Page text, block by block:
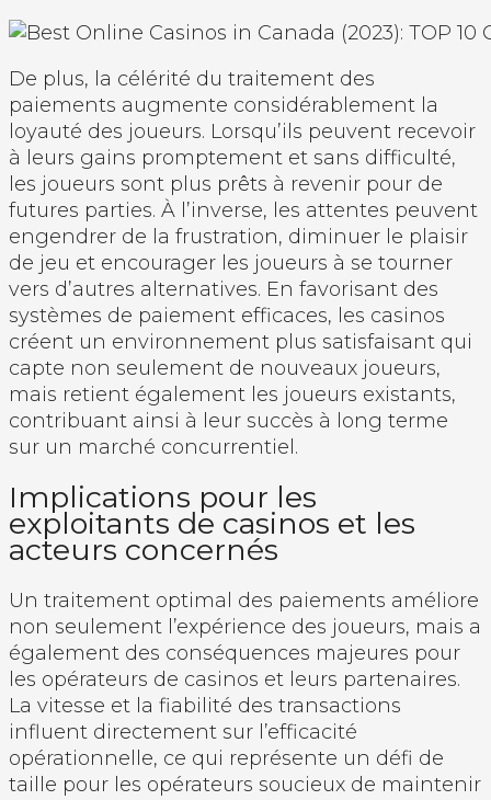
De plus, la célérité du traitement des
paiements augmente considérablement la
loyauté des joueurs. Lorsqu’ils peuvent recevoir
à leurs gains promptement et sans difficulté,
les joueurs sont plus prêts à revenir pour de
futures parties. À l’inverse, les attentes peuvent
engendrer de la frustration, diminuer le plaisir
de jeu et encourager les joueurs à se tourner
vers d’autres alternatives. En favorisant des
systèmes de paiement efficaces, les casinos
créent un environnement plus satisfaisant qui
capte non seulement de nouveaux joueurs,
mais retient également les joueurs existants,
contribuant ainsi à leur succès à long terme
sur un marché concurrentiel.
Implications pour les
exploitants de casinos et les
acteurs concernés
Un traitement optimal des paiements améliore
non seulement l’expérience des joueurs, mais a
également des conséquences majeures pour
les opérateurs de casinos et leurs partenaires.
La vitesse et la fiabilité des transactions
influent directement sur l’efficacité
opérationnelle, ce qui représente un défi de
taille pour les opérateurs soucieux de maintenir